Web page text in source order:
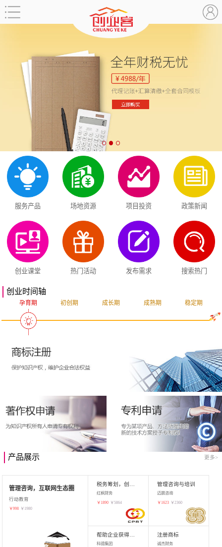
服务产品 场地资源 项目投资 政策新闻
创业课堂 热门活动 发布需求 搜索热门
创业时间轴
孕育期 初创期 成长期 成熟期 稳定期
产品展示 更多>
管理咨询，互联网生态圈
行动教育
￥998 ￥ 1980
红枫财务
￥ 1890 ￥5864
管理咨询与培训
迈晨咨询
￥ 1623 ￥2360
科德集团
注册商标
诚杰财务